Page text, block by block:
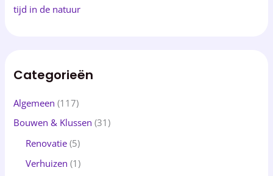
tijd in de natuur
Categorieën
Algemeen (117)
Bouwen & Klussen (31)
Renovatie (5)
Verhuizen (1)